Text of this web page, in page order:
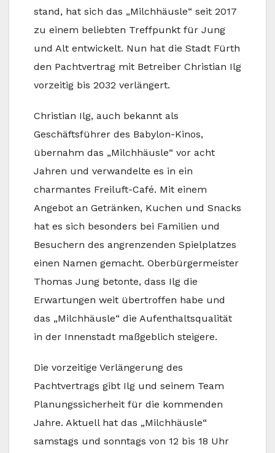
stand, hat sich das „Milchhäusle“ seit 2017
zu einem beliebten Treffpunkt für Jung
und Alt entwickelt. Nun hat die Stadt Fürth
den Pachtvertrag mit Betreiber Christian Ilg
vorzeitig bis 2032 verlängert.
Christian Ilg, auch bekannt als
Geschäftsführer des Babylon-Kinos,
übernahm das „Milchhäusle“ vor acht
Jahren und verwandelte es in ein
charmantes Freiluft-Café. Mit einem
Angebot an Getränken, Kuchen und Snacks
hat es sich besonders bei Familien und
Besuchern des angrenzenden Spielplatzes
einen Namen gemacht. Oberbürgermeister
Thomas Jung betonte, dass Ilg die
Erwartungen weit übertroffen habe und
das „Milchhäusle“ die Aufenthaltsqualität
in der Innenstadt maßgeblich steigere.
Die vorzeitige Verlängerung des
Pachtvertrags gibt Ilg und seinem Team
Planungssicherheit für die kommenden
Jahre. Aktuell hat das „Milchhäusle“
samstags und sonntags von 12 bis 18 Uhr